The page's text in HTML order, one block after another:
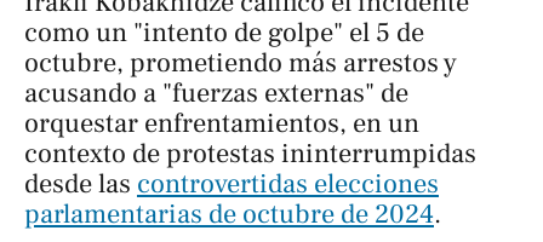
como un "intento de golpe" el 5 de
octubre, prometiendo más arrestos y
acusando a "fuerzas externas" de
orquestar enfrentamientos, en un
contexto de protestas ininterrumpidas
desde las controvertidas elecciones
parlamentarias de octubre de 2024.